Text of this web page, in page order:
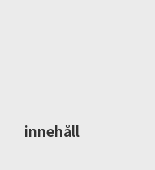
innehåll